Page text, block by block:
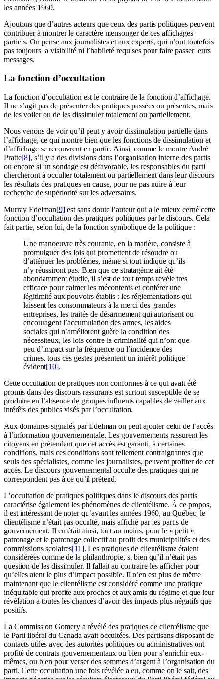
les années 1960.
Ajoutons que d’autres acteurs que ceux des partis politiques peuvent
contribuer à montrer le caractère mensonger de ces affichages
partiels. On pense aux journalistes et aux experts, qui n’ont toutefois
pas toujours la visibilité ni l’habileté requises pour faire passer leurs
messages.
La fonction d’occultation
La fonction d’occultation est le contraire de la fonction d’affichage.
Il ne s’agit pas de présenter des pratiques passées ou présentes, mais
de les voiler ou de les dissimuler totalement ou partiellement.
Nous venons de voir qu’il peut y avoir dissimulation partielle dans
l’affichage, ce qui montre bien que les fonctions de dissimulation et
d’affichage se recouvrent en partie. Ainsi, comme le montre André
Pratte[8], s’il y a des divisions dans l’organisation interne des partis
ou encore si un sondage est défavorable, les responsables du parti
chercheront à occulter totalement ou partiellement dans leur discours
les résultats des pratiques en cause, pour ne pas nuire à leur
recherche de supériorité sur les adversaires.
Murray Edelman[9] est sans doute l’auteur qui a le mieux cerné cette
fonction d’occultation des pratiques politiques par le discours. Cela
fait partie, selon lui, de la fonction symbolique de la politique :
Une manoeuvre très courante, en la matière, consiste à
promulguer des lois qui promettent de résoudre ou
d’atténuer les problèmes, même si tout indique qu’ils
n’y réussiront pas. Bien que ce stratagème ait été
abondamment étudié, il s’est de tout temps révélé très
efficace pour calmer les mécontents et conférer une
légitimité aux pouvoirs établis : les réglementations qui
laissent les consommateurs à la merci des grandes
entreprises, les traités de désarmement qui autorisent ou
encouragent l’accumulation des armes, les aides
sociales qui n’améliorent guère la condition des
nécessiteux, les lois contre la criminalité qui n’ont que
peu d’impact sur la fréquence ou l’incidence des
crimes, tous ces gestes présentent un intérêt politique
évident[10].
Cette occultation de pratiques non conformes à ce qui avait été
promis dans des discours rassurants est surtout susceptible de se
produire en l’absence de groupes influents capables de veiller aux
intérêts des publics visés par l’occultation.
Aux domaines signalés par Edelman on peut ajouter celui de l’accès
à l’information gouvernementale. Les gouvernements rassurent les
citoyens en prétendant que cet accès est garanti, à certaines
conditions, mais ces conditions sont tellement contraignantes que
seuls des spécialistes, comme les journalistes, peuvent profiter de cet
accès. Le discours gouvernemental occulte des pratiques qui ne
correspondent pas à ce qu’il prétend.
L’occultation de pratiques politiques dans le discours des partis
caractérise également les phénomènes de clientélisme. À ce propos,
il est intéressant de noter qu’avant les années 1960, au Québec, le
clientélisme n’était pas occulté, mais affiché par les partis de
gouvernement. Il en était ainsi, tout au moins, pour le « petit »
patronage et le patronage collectif au profit des municipalités et des
commissions scolaires[11]. Les pratiques de clientélisme étaient
considérées comme de la philanthropie, si bien qu’il n’était pas
question de les dissimuler. Il fallait au contraire les afficher pour
qu’elles aient le plus d’impact possible. Il n’en est plus de même
maintenant que le clientélisme est considéré comme une pratique
inéquitable qui profite aux proches et aux amis du régime et que leur
révélation a toutes les chances d’avoir des impacts plus négatifs que
positifs.
La Commission Gomery a révélé des pratiques de clientélisme que
le Parti libéral du Canada avait occultées. Des partisans disposant de
contacts utiles avec des autorités politiques ou administratives ont
profité de contrats gouvernementaux ou bien pour s’enrichir eux-
mêmes, ou bien pour verser des sommes d’argent à l’organisation du
parti. Cette occultation une fois révélée a eu, comme on le sait, des